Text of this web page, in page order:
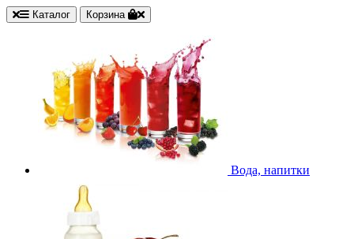
Каталог Корзина
Вода, напитки